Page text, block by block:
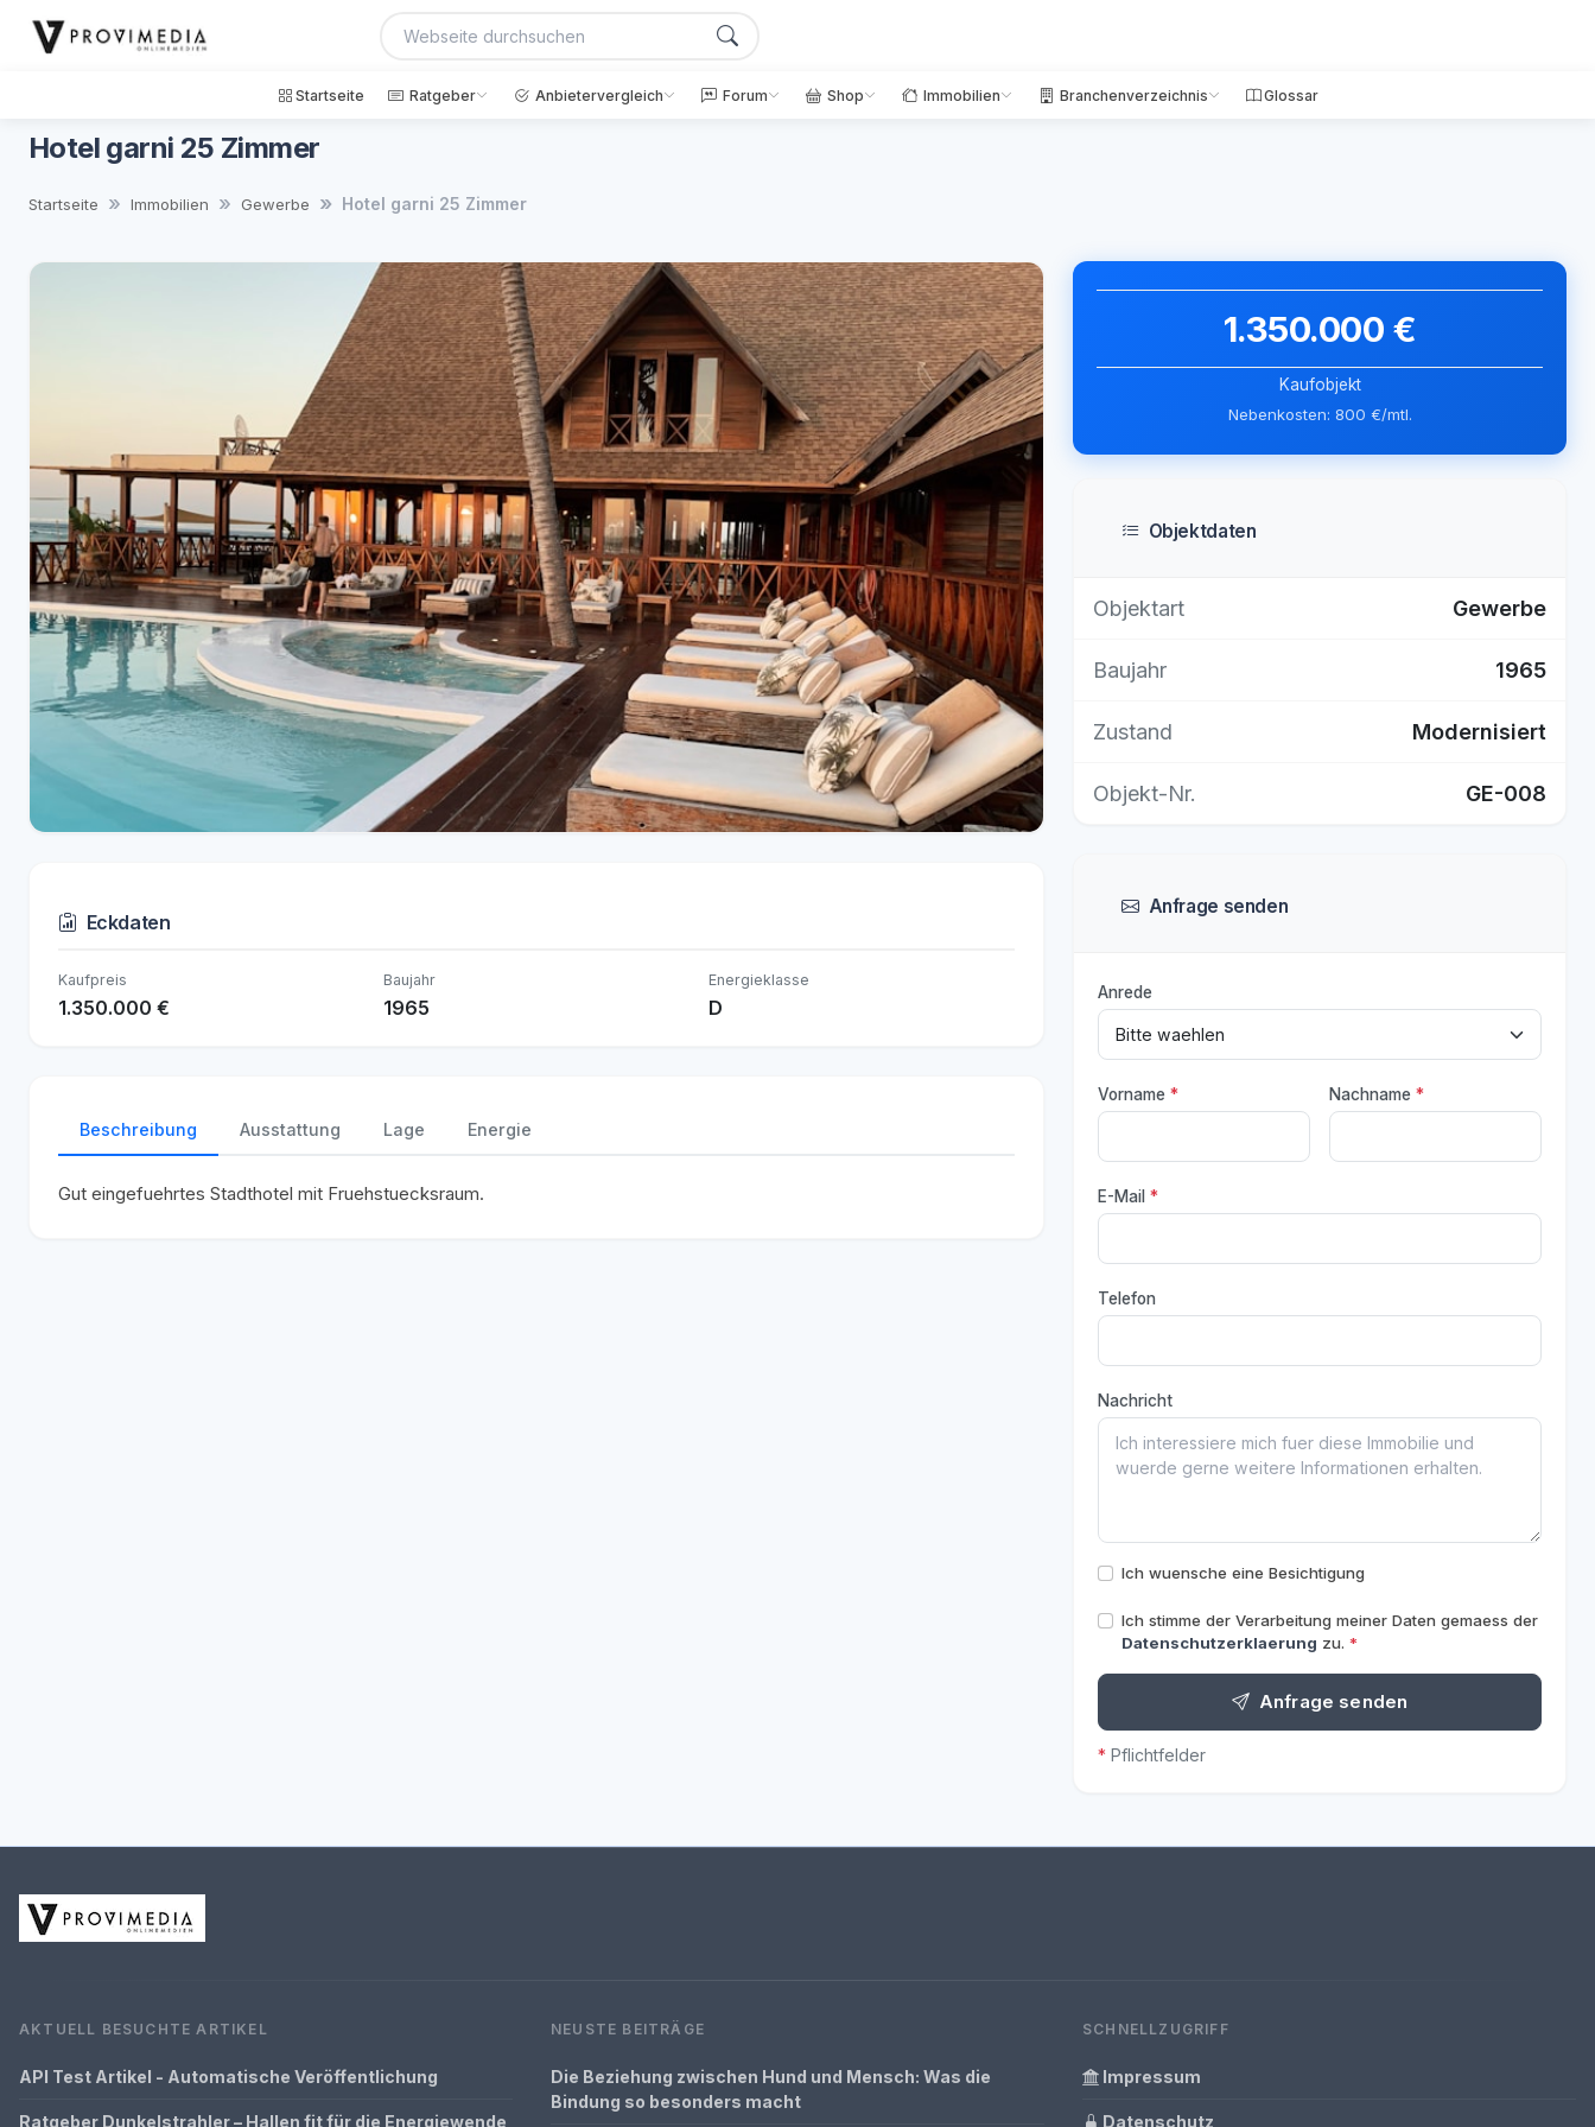
Startseite Ratgeber Anbietervergleich Forum Shop Immobilien Branchenverzeichnis Glossar
Hotel garni 25 Zimmer
Startseite Immobilien Gewerbe Hotel garni 25 Zimmer
Eckdaten
Kaufpreis
1.350.000 €
Baujahr
1965
Energieklasse
D
Beschreibung Ausstattung Lage Energie
Gut eingefuehrtes Stadthotel mit Fruehstuecksraum.
1.350.000 €
Kaufobjekt
Nebenkosten: 800 €/mtl.
Objektdaten
Objektart Gewerbe
Baujahr 1965
Zustand Modernisiert
Objekt-Nr. GE-008
Anfrage senden
Anrede
Vorname * Nachname *
E-Mail *
Telefon
Nachricht
Ich wuensche eine Besichtigung
Ich stimme der Verarbeitung meiner Daten gemaess der
Datenschutzerklaerung zu. *
Anfrage senden
* Pflichtfelder
AKTUELL BESUCHTE ARTIKEL
API Test Artikel - Automatische Veröffentlichung
Ratgeber Dunkelstrahler – Hallen fit für die Energiewende
NEUSTE BEITRÄGE
Die Beziehung zwischen Hund und Mensch: Was die
Bindung so besonders macht
SCHNELLZUGRIFF
Impressum
Datenschutz